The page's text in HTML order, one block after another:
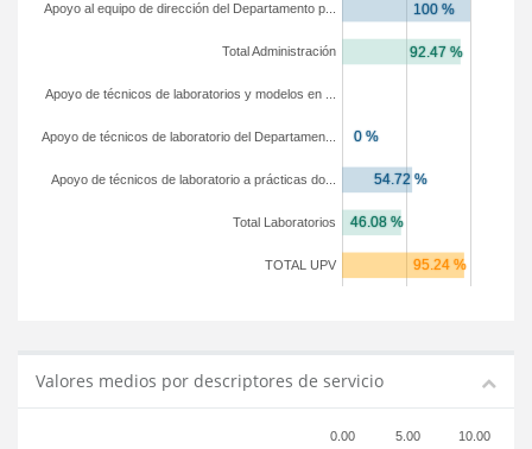
TOTAL UPV
Total Laboratorios
Apoyo de técnicos de laboratorio a prácticas do...
Apoyo de técnicos de laboratorio del Departamen...
Apoyo de técnicos de laboratorios y modelos en ...
Total Administración
Apoyo al equipo de dirección del Departamento p...
Valores medios por descriptores de servicio
0.00 5.00 10.00